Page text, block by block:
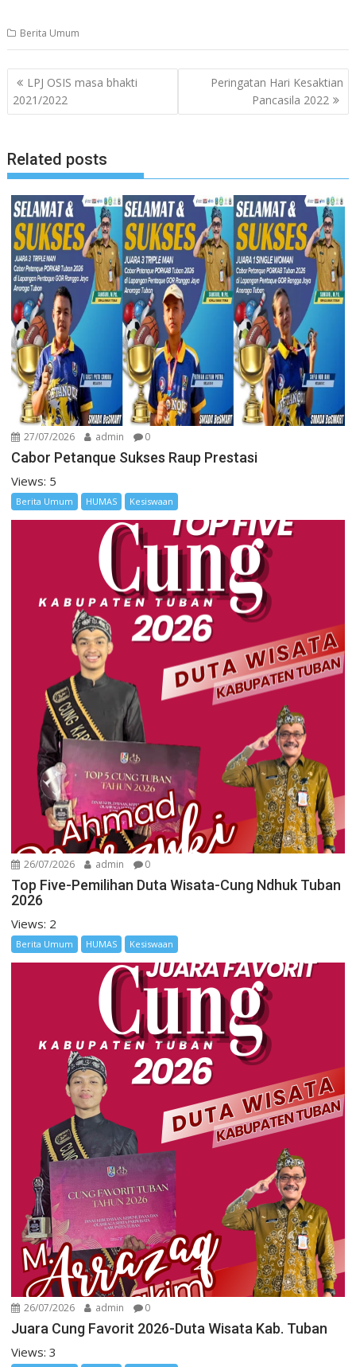
Berita Umum
Navigasi
pos
LPJ OSIS masa bhakti
2021/2022
Peringatan Hari Kesaktian
Pancasila 2022
Related posts
27/07/2026 admin 0
Cabor Petanque Sukses Raup Prestasi
Views: 5
Berita Umum HUMAS Kesiswaan
26/07/2026 admin 0
Top Five-Pemilihan Duta Wisata-Cung Ndhuk Tuban
2026
Views: 2
Berita Umum HUMAS Kesiswaan
26/07/2026 admin 0
Juara Cung Favorit 2026-Duta Wisata Kab. Tuban
Views: 3